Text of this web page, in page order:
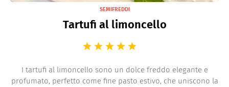
SEMIFREDDI
Tartufi al limoncello
I tartufi al limoncello sono un dolce freddo elegante e
profumato, perfetto come fine pasto estivo, che uniscono la